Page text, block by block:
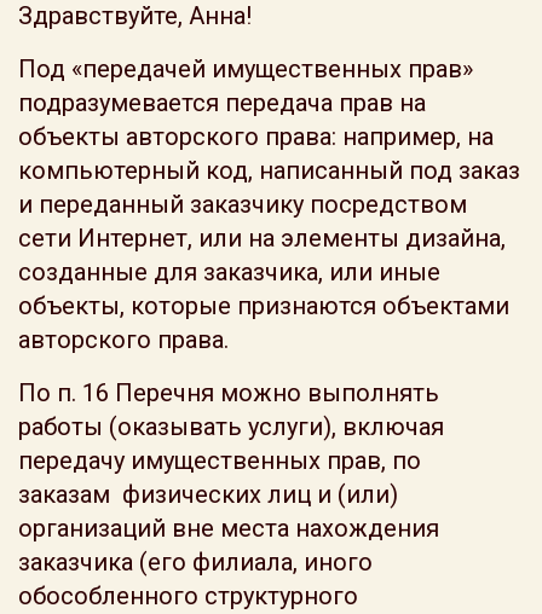
Здравствуйте, Анна!
Под «передачей имущественных прав»
подразумевается передача прав на
объекты авторского права: например, на
компьютерный код, написанный под заказ
и переданный заказчику посредством
сети Интернет, или на элементы дизайна,
созданные для заказчика, или иные
объекты, которые признаются объектами
авторского права.
По п. 16 Перечня можно выполнять
работы (оказывать услуги), включая
передачу имущественных прав, по
заказам физических лиц и (или)
организаций вне места нахождения
заказчика (его филиала, иного
обособленного структурного